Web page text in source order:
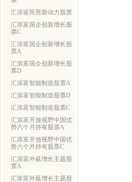
汇添富民营新动力股票
汇添富国企创新增长股
票C
汇添富国企创新增长股
票A
汇添富国企创新增长股
票D
汇添富智能制造股票A
汇添富智能制造股票D
汇添富智能制造股票C
汇添富开放视野中国优
势六个月持有股票A
汇添富开放视野中国优
势六个月持有股票C
汇添富外延增长主题股
票A
汇添富外延增长主题股